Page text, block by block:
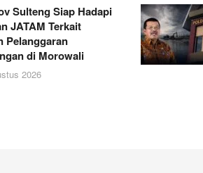
Sulteng Siap Hadapi
JATAM Terkait
Pelanggaran
di Morowali
2026